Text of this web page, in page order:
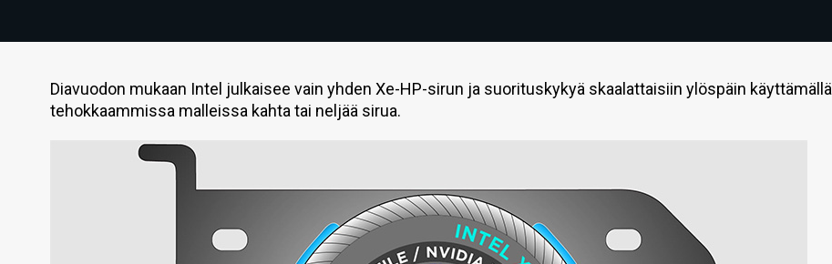
Diavuodon mukaan Intel julkaisee vain yhden Xe-HP-sirun ja suorituskykyä skaalattaisiin ylöspäin käyttämällä
tehokkaammissa malleissa kahta tai neljää sirua.